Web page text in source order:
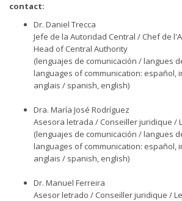
contact:
Dr. Daniel Trecca
Jefe de la Autoridad Central / Chef de
Head of Central Authority
(lenguajes de comunicación / langues
languages of communication: español,
anglais / spanish, english)
Dra. María José Rodríguez
Asesora letrada / Conseiller juridique /
(lenguajes de comunicación / langues
languages of communication: español,
anglais / spanish, english)
Dr. Manuel Ferreira
Asesor letrado / Conseiller juridique /